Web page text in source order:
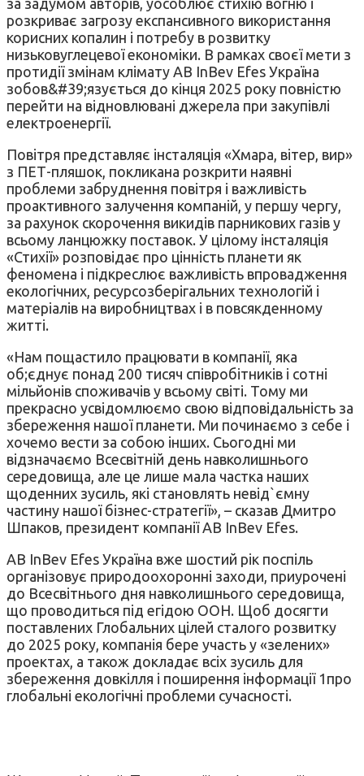
розкриває загрозу експансивного використання
корисних копалин і потребу в розвитку
низьковуглецевої економіки. В рамках своєї мети з
протидії змінам клімату AB InBev Efes Україна
зобов&#39;язується до кінця 2025 року повністю
перейти на відновлювані джерела при закупівлі
електроенергії.
Повітря представляє інсталяція «Хмара, вітер, вир»
з ПЕТ-пляшок, покликана розкрити наявні
проблеми забруднення повітря і важливість
проактивного залучення компаній, у першу чергу,
за рахунок скорочення викидів парникових газів у
всьому ланцюжку поставок. У цілому інсталяція
«Стихії» розповідає про цінність планети як
феномена і підкреслює важливість впровадження
екологічних, ресурсозберігальних технологій і
матеріалів на виробництвах і в повсякденному
житті.
«Нам пощастило працювати в компанії, яка
об;єднує понад 200 тисяч співробітників і сотні
мільйонів споживачів у всьому світі. Тому ми
прекрасно усвідомлюємо свою відповідальність за
збереження нашої планети. Ми починаємо з себе і
хочемо вести за собою інших. Сьогодні ми
відзначаємо Всесвітній день навколишнього
середовища, але це лише мала частка наших
щоденних зусиль, які становлять невід`ємну
частину нашої бізнес-стратегії», – сказав Дмитро
Шпаков, президент компанії AB InBev Efes.
AB InBev Efes Україна вже шостий рік поспіль
організовує природоохоронні заходи, приурочені
до Всесвітнього дня навколишнього середовища,
що проводиться під егідою ООН. Щоб досягти
поставлених Глобальних цілей сталого розвитку
до 2025 року, компанія бере участь у «зелених»
проектах, а також докладає всіх зусиль для
збереження довкілля і поширення інформації 1про
глобальні екологічні проблеми сучасності.